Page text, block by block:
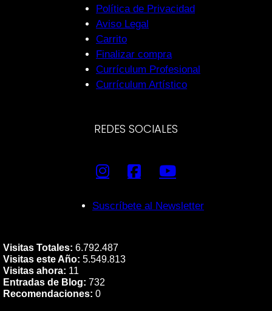
Política de Privacidad
Aviso Legal
Carrito
Finalizar compra
Currículum Profesional
Currículum Artístico
REDES SOCIALES
Suscríbete al Newsletter
Visitas Totales: 6.792.487
Visitas este Año: 5.549.813
Visitas ahora: 11
Entradas de Blog: 732
Recomendaciones: 0